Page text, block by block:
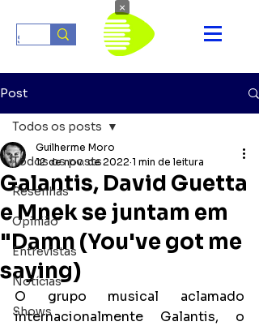
Post
Todos os posts
Resenhas
Opinião
Entrevistas
Notícias
Shows
Todos os posts
Galantis, David Guetta
e Mnek se juntam em
"Damn (You've got me
saying)
Guilherme Moro
12 de nov. de 2022 1 min de leitura
O grupo musical aclamado
internacionalmente Galantis, o
×